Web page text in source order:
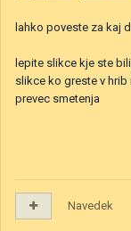
lahko poveste za kaj
lepite slikce kje ste
slikce ko greste v
prevec smetenja
Navedek